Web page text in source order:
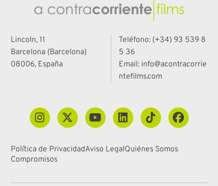
Lincoln, 11
Barcelona (Barcelona)
08006, España
Teléfono: (+34) 93 539 8
5 36
Email: info@acontracorrie
ntefilms.com
Política de PrivacidadAviso LegalQuiénes Somos
Compromisos